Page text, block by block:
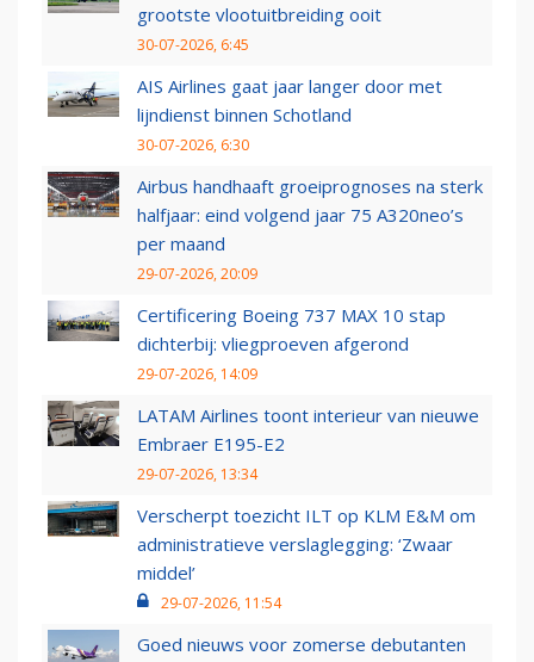
grootste vlootuitbreiding ooit
30-07-2026, 6:45
AIS Airlines gaat jaar langer door met
lijndienst binnen Schotland
30-07-2026, 6:30
Airbus handhaaft groeiprognoses na sterk
halfjaar: eind volgend jaar 75 A320neo’s
per maand
29-07-2026, 20:09
Certificering Boeing 737 MAX 10 stap
dichterbij: vliegproeven afgerond
29-07-2026, 14:09
LATAM Airlines toont interieur van nieuwe
Embraer E195-E2
29-07-2026, 13:34
Verscherpt toezicht ILT op KLM E&M om
administratieve verslaglegging: ‘Zwaar
middel’
29-07-2026, 11:54
Goed nieuws voor zomerse debutanten